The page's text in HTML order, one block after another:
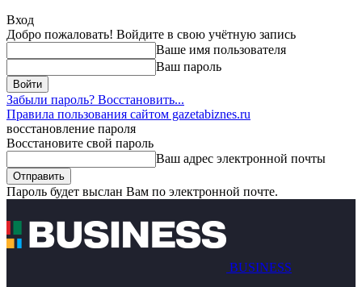
Вход
Добро пожаловать! Войдите в свою учётную запись
Ваше имя пользователя
Ваш пароль
Забыли пароль? Восстановить...
Правила пользования сайтом gazetabiznes.ru
восстановление пароля
Восстановите свой пароль
Ваш адрес электронной почты
Пароль будет выслан Вам по электронной почте.
BUSINESS